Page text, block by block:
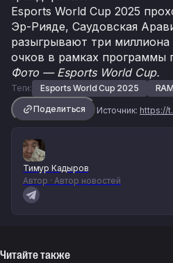
Esports World Cup 2025
Эр-Рияде, Саудовская
разыгрывают три миллиона
очков в рамках программы
Фото — Esports World Cup.
Теги: Esports World Cup 2025
Поделиться
Источник: https://
Тимур Кадыров
Автор · Автор новостей
Читайте также